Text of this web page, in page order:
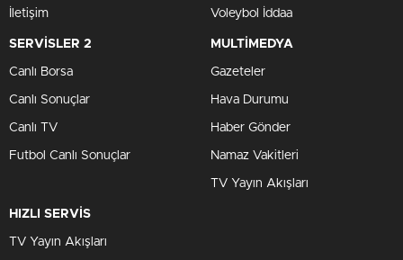
İletişim Voleybol İddaa
SERVİSLER 2
Canlı Borsa
Canlı Sonuçlar
Canlı TV
Futbol Canlı Sonuçlar
MULTİMEDYA
Gazeteler
Hava Durumu
Haber Gönder
Namaz Vakitleri
TV Yayın Akışları
HIZLI SERVİS
TV Yayın Akışları